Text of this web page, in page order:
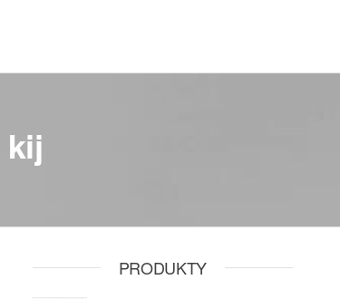
kij
PRODUKTY